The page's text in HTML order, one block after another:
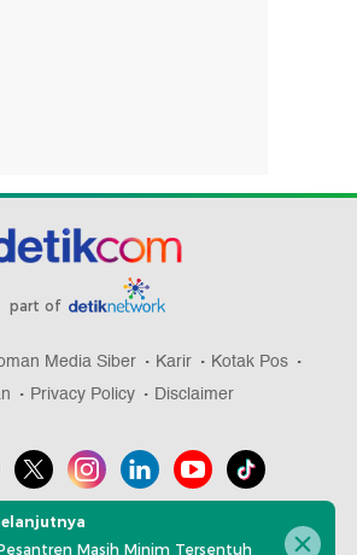
part of
Media Siber Karir
Kotak Pos
Privacy Policy Disclaimer
aplikasi detikcom
Masih Minim Tersentuh